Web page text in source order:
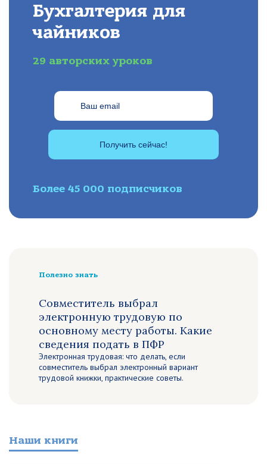
Бухгалтерия для
чайников
29 авторских уроков
Получить сейчас!
Более 45 000 подписчиков
Полезно знать
Совместитель выбрал
электронную трудовую по
основному месту работы. Какие
сведения подать в ПФР
Электронная трудовая: что делать, если
совместитель выбрал электронный вариант
трудовой книжки, практические советы.
Наши книги